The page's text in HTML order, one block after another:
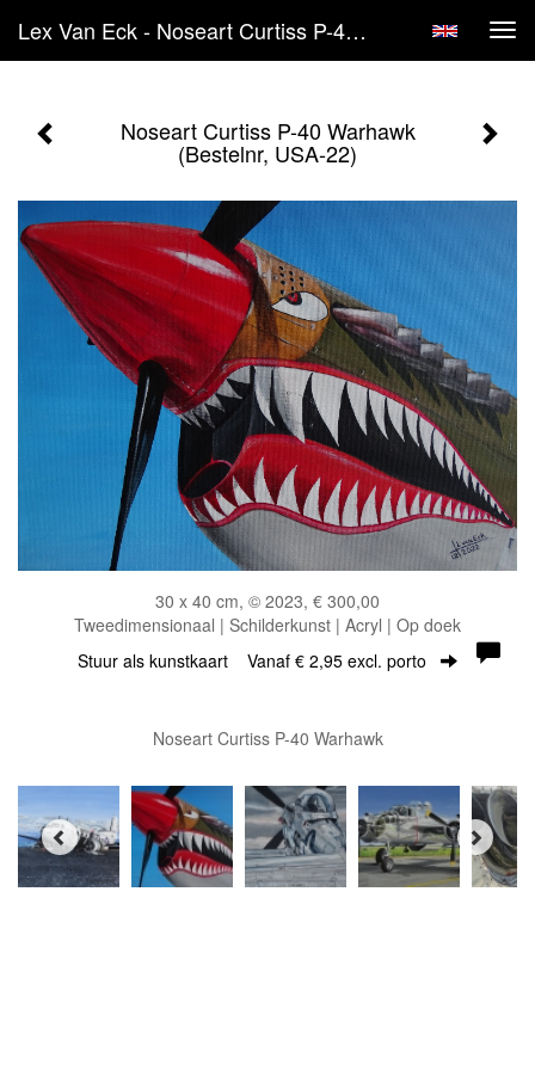
Lex Van Eck - Noseart Curtiss P-40 Warhawk (Bestelnr, USA-22)
Noseart Curtiss P-40 Warhawk
(Bestelnr, USA-22)
30 x 40 cm, © 2023, € 300,00
Tweedimensionaal | Schilderkunst | Acryl | Op doek
Stuur als kunstkaart Vanaf € 2,95 excl. porto
Noseart Curtiss P-40 Warhawk